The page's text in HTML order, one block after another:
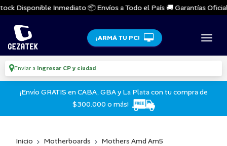
Disponible Inmediato 📦 Envíos a Todo el País 🚚 Garantías
¡ARMÁ TU PC!
Enviar a Ingresar CP y ciudad
¡Envío GRATIS en CABA, GBA y La Plata con tu compra de
$300.000 o más!
Inicio Motherboards Mothers Amd Am5